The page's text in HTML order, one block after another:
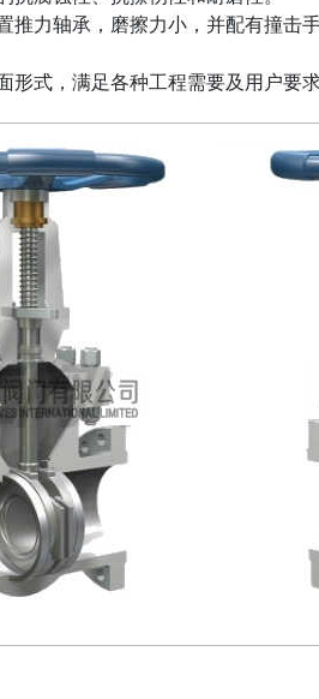
推力轴承，磨擦力小，并配有撞
形式，满足各种工程需要及用户要求